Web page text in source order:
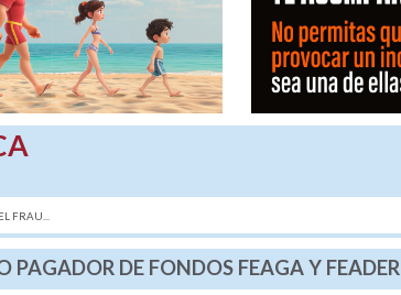
FRAU...
PAGADOR DE FONDOS FEAGA Y FEADER